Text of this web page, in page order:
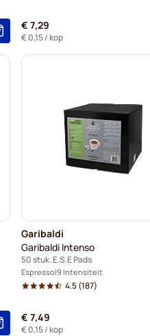
€ 7,29
€ 0,15/ kop
Garibaldi
Garibaldi Intenso
50 stuk. E.S.E Pads
Espresso 9 Intensiteit
4.5(187)
€ 7,49
€ 0,15/ kop